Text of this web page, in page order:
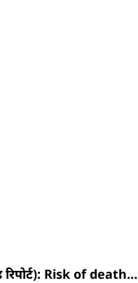
रिपोर्ट): Risk of death…